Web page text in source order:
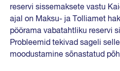
reservi sissemaksete vastu
ajal on Maksu- ja Tolliamet
pöörama vabatahtliku reservi
Probleemid tekivad sageli
moodustamine sõnastatud